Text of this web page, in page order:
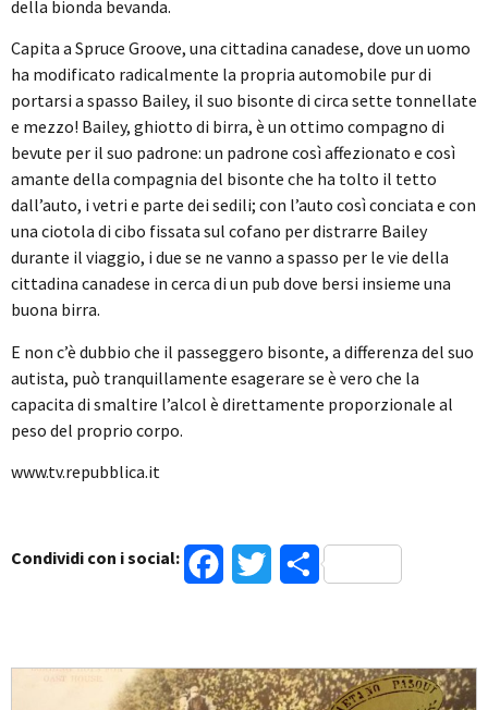
della bionda bevanda.
Capita a Spruce Groove, una cittadina canadese, dove un uomo
ha modificato radicalmente la propria automobile pur di
portarsi a spasso Bailey, il suo bisonte di circa sette tonnellate
e mezzo! Bailey, ghiotto di birra, è un ottimo compagno di
bevute per il suo padrone: un padrone così affezionato e così
amante della compagnia del bisonte che ha tolto il tetto
dall’auto, i vetri e parte dei sedili; con l’auto così conciata e con
una ciotola di cibo fissata sul cofano per distrarre Bailey
durante il viaggio, i due se ne vanno a spasso per le vie della
cittadina canadese in cerca di un pub dove bersi insieme una
buona birra.
E non c’è dubbio che il passeggero bisonte, a differenza del suo
autista, può tranquillamente esagerare se è vero che la
capacita di smaltire l’alcol è direttamente proporzionale al
peso del proprio corpo.
www.tv.repubblica.it
Condividi con i social: FacebookTwitterCondividi